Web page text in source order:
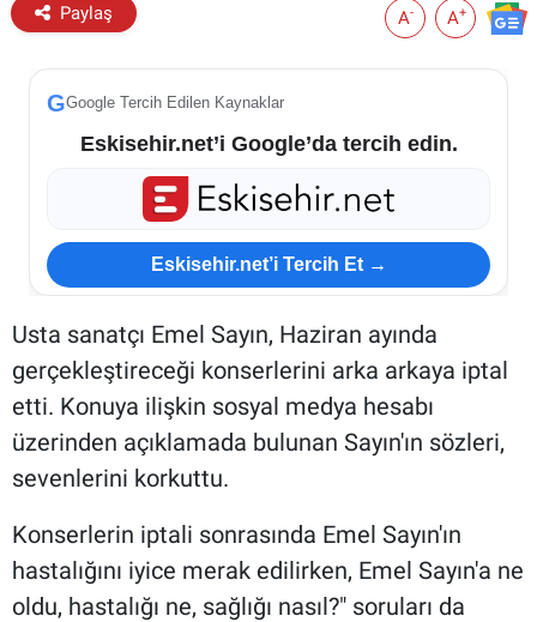
Paylaş A- A+
GGoogle Tercih Edilen Kaynaklar
Eskisehir.net’i Google’da tercih edin.
Eskisehir.net’i Tercih Et →
Usta sanatçı Emel Sayın, Haziran ayında
gerçekleştireceği konserlerini arka arkaya iptal
etti. Konuya ilişkin sosyal medya hesabı
üzerinden açıklamada bulunan Sayın'ın sözleri,
sevenlerini korkuttu.
Konserlerin iptali sonrasında Emel Sayın'ın
hastalığını iyice merak edilirken, Emel Sayın'a ne
oldu, hastalığı ne, sağlığı nasıl?" soruları da